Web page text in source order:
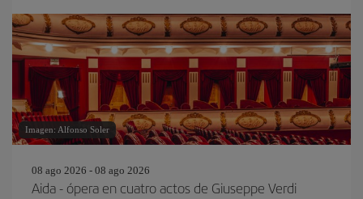
Imagen: Alfonso Soler
08 ago 2026 - 08 ago 2026
Aida - ópera en cuatro actos de Giuseppe Verdi